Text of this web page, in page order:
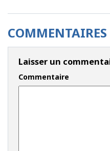
COMMENTAIRES
Laisser un
Commentaire